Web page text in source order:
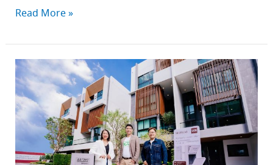
Read More »
ศุภ
าลัย
จับ
มือ DOS เปิด
ตัว KANGURU ตู้
อเนกประสงค์ 3
in 1